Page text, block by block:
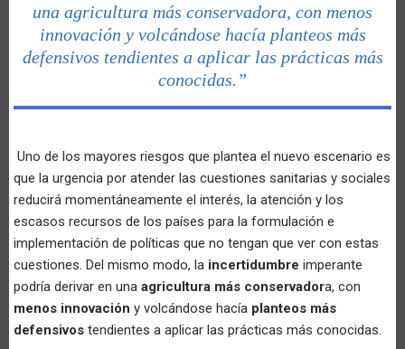
una agricultura más conservadora, con menos
innovación y volcándose hacía planteos más
defensivos tendientes a aplicar las prácticas más
conocidas.”
Uno de los mayores riesgos que plantea el nuevo escenario es
que la urgencia por atender las cuestiones sanitarias y sociales
reducirá momentáneamente el interés, la atención y los
escasos recursos de los países para la formulación e
implementación de políticas que no tengan que ver con estas
cuestiones. Del mismo modo, la incertidumbre imperante
podría derivar en una agricultura más conservadora, con
menos innovación y volcándose hacía planteos más
defensivos tendientes a aplicar las prácticas más conocidas.